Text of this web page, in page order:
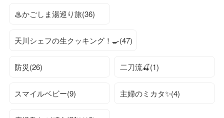
♨かごしま湯巡り旅(36)
天川シェフの生クッキング！🍳(47)
防災(26) 二刀流🍒(1)
スマイルベビー(9) 主婦のミカタ✨(4)